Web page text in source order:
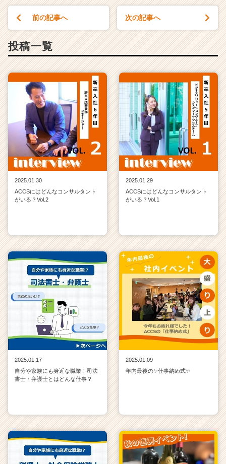
r
前の記事へ 次の記事へ
投稿一覧
2025.01.30
ACCSにはどんなコンサルタント
がいる？Vol.2
2025.01.29
ACCSにはどんなコンサルタント
がいる？Vol.1
2025.01.17
自分や家族にも身近な職業！司法
書士・弁護士とはどんな仕事？
2025.01.09
年内最後の✨仕事納め式✨